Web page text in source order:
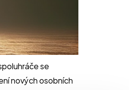
se
nových osobních